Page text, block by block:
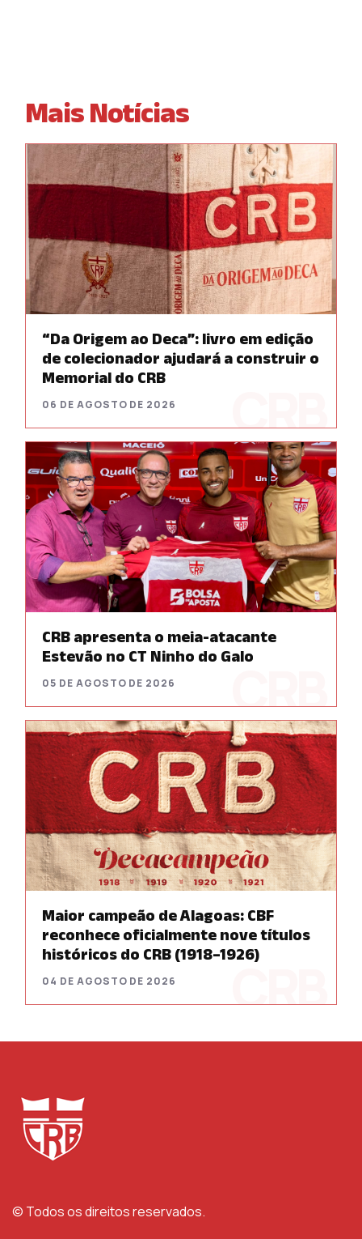
Mais Notícias
“Da Origem ao Deca”: livro em edição
de colecionador ajudará a construir o
Memorial do CRB
06 DE AGOSTO DE 2026
CRB apresenta o meia-atacante
Estevão no CT Ninho do Galo
05 DE AGOSTO DE 2026
Maior campeão de Alagoas: CBF
reconhece oficialmente nove títulos
históricos do CRB (1918–1926)
04 DE AGOSTO DE 2026
© Todos os direitos reservados.